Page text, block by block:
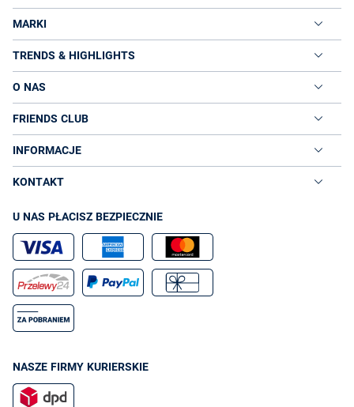
MARKI
TRENDS & HIGHLIGHTS
O NAS
FRIENDS CLUB
INFORMACJE
KONTAKT
U NAS PŁACISZ BEZPIECZNIE
NASZE FIRMY KURIERSKIE